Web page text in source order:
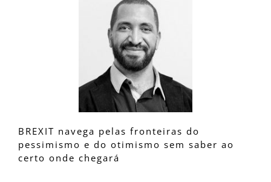
BREXIT navega pelas fronteiras do
pessimismo e do otimismo sem saber ao
certo onde chegará